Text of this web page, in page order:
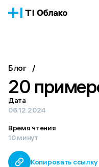
Истории успеха
Блог
Тарифы
Документация
Блог /
20
Дата
06.12.2024
Время чтения
10 минут
Копировать ссылку